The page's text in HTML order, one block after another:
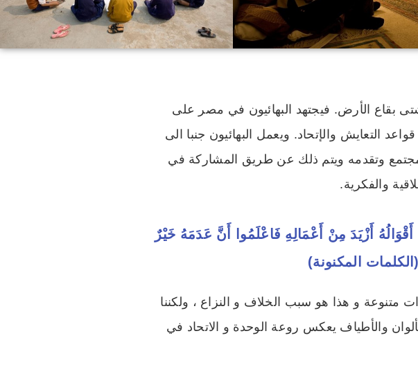
بقاع الأرض. فيجتهد البهائيون في مصر على
التعايش والإتحاد. ويعمل البهائيون جنبا الى
وتقدمه ويتم ذلك عن طريق المشاركة في
والفكرية.
أَزْيَدَ مِنْ أَعْمَالِهِ فَاعْلَمُوا أَنَّ عَدَمَهُ خَيْرٌ
المكنونة)
متنوعة و هذا هو سبب الخلاف و النزاع ، ولكننا
والأطياف يعكس روعة الوحدة و الاتحاد في